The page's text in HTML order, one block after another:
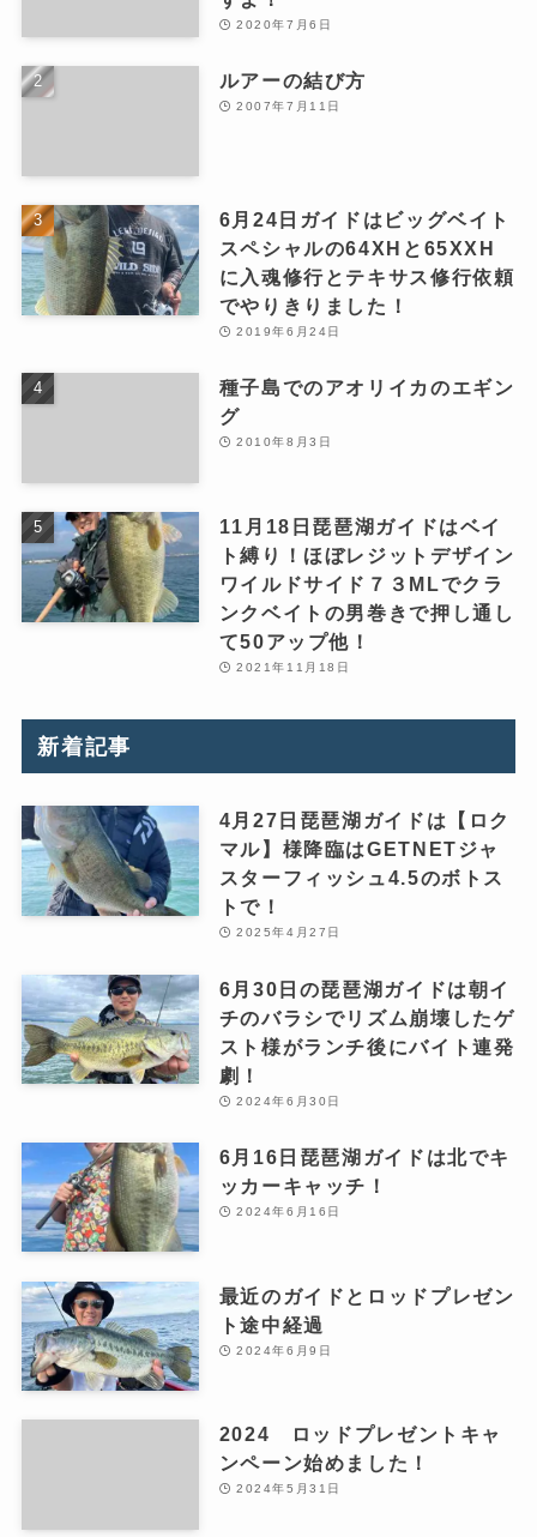
2020年7月6日
ルアーの結び方
2007年7月11日
6月24日ガイドはビッグベイト
スペシャルの64XHと65XXH
に入魂修行とテキサス修行依頼
でやりきりました！
2019年6月24日
種子島でのアオリイカのエギン
グ
2010年8月3日
11月18日琵琶湖ガイドはベイ
ト縛り！ほぼレジットデザイン
ワイルドサイド７３MLでクラ
ンクベイトの男巻きで押し通し
て50アップ他！
2021年11月18日
新着記事
4月27日琵琶湖ガイドは【ロク
マル】様降臨はGETNETジャ
スターフィッシュ4.5のボトス
トで！
2025年4月27日
6月30日の琵琶湖ガイドは朝イ
チのバラシでリズム崩壊したゲ
スト様がランチ後にバイト連発
劇！
2024年6月30日
6月16日琵琶湖ガイドは北でキ
ッカーキャッチ！
2024年6月16日
最近のガイドとロッドプレゼン
ト途中経過
2024年6月9日
2024 ロッドプレゼントキャ
ンペーン始めました！
2024年5月31日